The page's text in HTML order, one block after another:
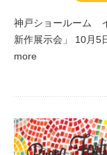
神戸ショールーム
新作展示会」 10月5
more